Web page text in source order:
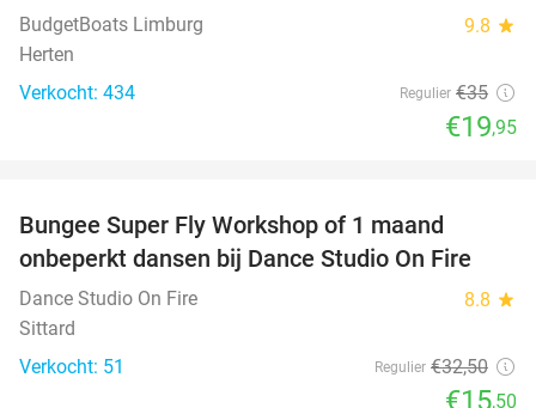
BudgetBoats Limburg 9.8 star
Herten
Verkocht: 434
Regulier €35
€19,95
Bungee Super Fly Workshop of 1 maand
onbeperkt dansen bij Dance Studio On Fire
Dance Studio On Fire 8.8 star
Sittard
Verkocht: 51
Regulier €32,50
€15,50